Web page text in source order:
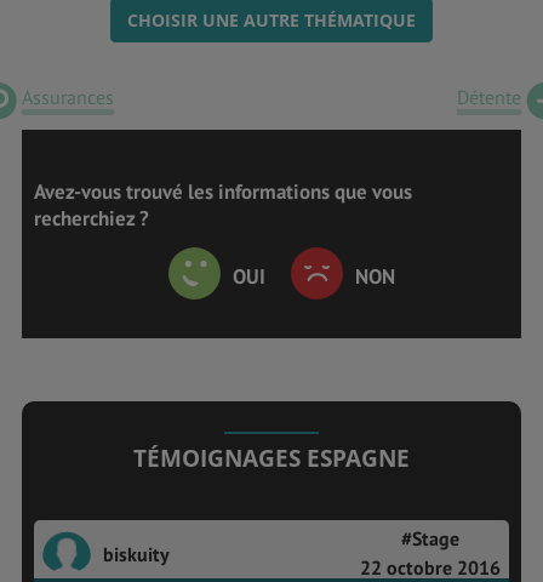
CHOISIR UNE AUTRE THÉMATIQUE
Assurances Détente
Avez-vous trouvé les informations que vous
recherchiez ?
OUI NON
TÉMOIGNAGES ESPAGNE
biskuity
#Stage
22 octobre 2016